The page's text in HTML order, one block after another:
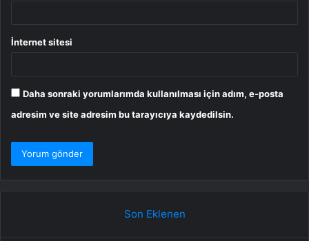
İnternet sitesi
Daha sonraki yorumlarımda kullanılması için adım, e-posta
adresim ve site adresim bu tarayıcıya kaydedilsin.
Son Eklenen